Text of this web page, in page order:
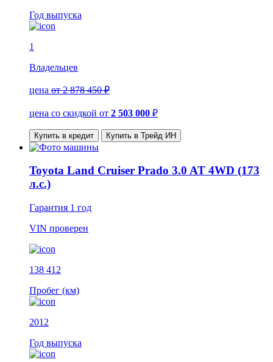
Год выпуска
1
Владельцев
цена от 2 878 450 ₽
цена со скидкой от 2 503 000 ₽
Купить в кредит Купить в Трейд ИН
Toyota Land Cruiser Prado 3.0 AT 4WD (173
л.с.)
Гарантия 1 год
VIN проверен
138 412
Пробег (км)
2012
Год выпуска